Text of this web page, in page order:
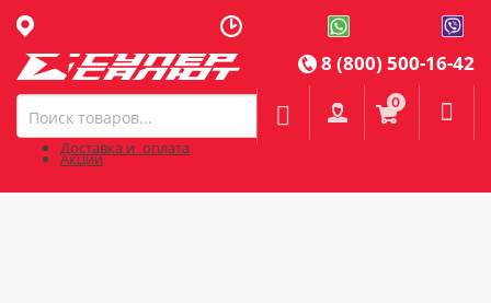
8 (800) 500-16-42
 0
Доставка и оплата
Акции